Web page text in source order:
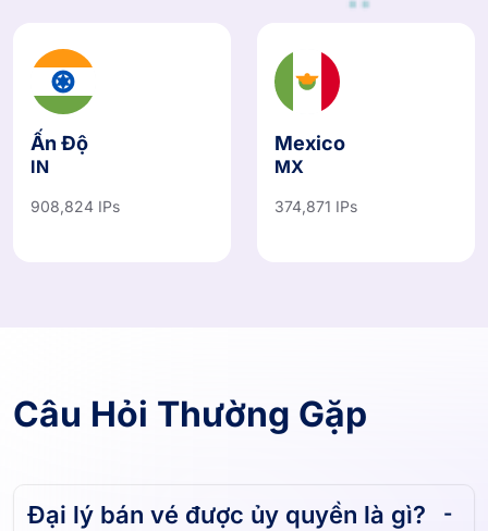
Ấn Độ
IN
908,824 IPs
Mexico
MX
374,871 IPs
Câu Hỏi Thường Gặp
Đại lý bán vé được ủy quyền là gì?